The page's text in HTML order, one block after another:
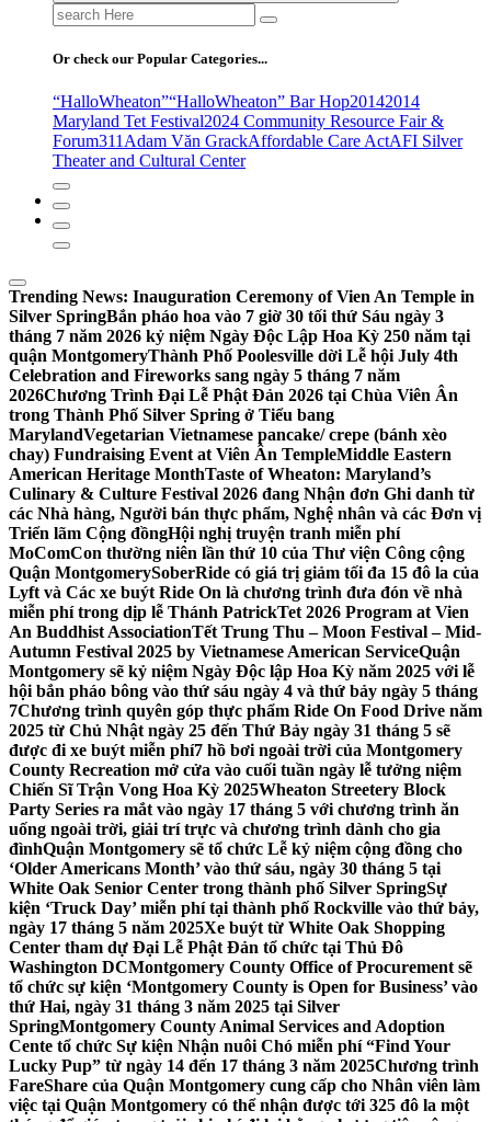
Search
for:
Or check our Popular Categories...
“HalloWheaton”“HalloWheaton” Bar Hop20142014
Maryland Tet Festival2024 Community Resource Fair &
Forum311 Adam Văn GrackAffordable Care ActAFI Silver
Theater and Cultural Center
Trending News: Inauguration Ceremony of Vien An Temple in
Silver SpringBắn pháo hoa vào 7 giờ 30 tối thứ Sáu ngày 3
tháng 7 năm 2026 kỷ niệm Ngày Độc Lập Hoa Kỳ 250 năm tại
quận MontgomeryThành Phố Poolesville dời Lễ hội July 4th
Celebration and Fireworks sang ngày 5 tháng 7 năm
2026Chương Trình Đại Lễ Phật Đản 2026 tại Chùa Viên Ân
trong Thành Phố Silver Spring ở Tiểu bang
MarylandVegetarian Vietnamese pancake/ crepe (bánh xèo
chay) Fundraising Event at Viên Ân TempleMiddle Eastern
American Heritage MonthTaste of Wheaton: Maryland’s
Culinary & Culture Festival 2026 đang Nhận đơn Ghi danh từ
các Nhà hàng, Người bán thực phẩm, Nghệ nhân và các Đơn vị
Triển lãm Cộng đồngHội nghị truyện tranh miễn phí
MoComCon thường niên lần thứ 10 của Thư viện Công cộng
Quận MontgomerySoberRide có giá trị giảm tối đa 15 đô la của
Lyft và Các xe buýt Ride On là chương trình đưa đón về nhà
miễn phí trong dịp lễ Thánh PatrickTet 2026 Program at Vien
An Buddhist AssociationTết Trung Thu – Moon Festival – Mid-
Autumn Festival 2025 by Vietnamese American ServiceQuận
Montgomery sẽ kỷ niệm Ngày Độc lập Hoa Kỳ năm 2025 với lễ
hội bắn pháo bông vào thứ sáu ngày 4 và thứ bảy ngày 5 tháng
7Chương trình quyên góp thực phẩm Ride On Food Drive năm
2025 từ Chủ Nhật ngày 25 đến Thứ Bảy ngày 31 tháng 5 sẽ
được đi xe buýt miễn phí7 hồ bơi ngoài trời của Montgomery
County Recreation mở cửa vào cuối tuần ngày lễ tưởng niệm
Chiến Sĩ Trận Vong Hoa Kỳ 2025Wheaton Streetery Block
Party Series ra mắt vào ngày 17 tháng 5 với chương trình ăn
uống ngoài trời, giải trí trực và chương trình dành cho gia
đìnhQuận Montgomery sẽ tổ chức Lễ kỷ niệm cộng đồng cho
‘Older Americans Month’ vào thứ sáu, ngày 30 tháng 5 tại
White Oak Senior Center trong thành phố Silver SpringSự
kiện ‘Truck Day’ miễn phí tại thành phố Rockville vào thứ bảy,
ngày 17 tháng 5 năm 2025Xe buýt từ White Oak Shopping
Center tham dự Đại Lễ Phật Đản tổ chức tại Thủ Đô
Washington DCMontgomery County Office of Procurement sẽ
tổ chức sự kiện ‘Montgomery County is Open for Business’ vào
thứ Hai, ngày 31 tháng 3 năm 2025 tại Silver
SpringMontgomery County Animal Services and Adoption
Cente tổ chức Sự kiện Nhận nuôi Chó miễn phí “Find Your
Lucky Pup” từ ngày 14 đến 17 tháng 3 năm 2025Chương trình
FareShare của Quận Montgomery cung cấp cho Nhân viên làm
việc tại Quận Montgomery có thể nhận được tới 325 đô la một